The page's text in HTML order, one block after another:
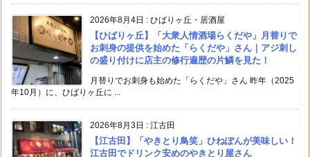
2026年8月4日 : ひばりヶ丘・居酒屋
【ひばりヶ丘】「大衆人情酒場らくだや」月替りで
お刺身の提供を始めた「らくだや」さん｜アジ刺し
の盛り付けに店主の修行遍歴の片鱗を見た！
月替りでお刺身も始めた「らくだや」さん 昨年（2025
年10月）に、ひばりヶ丘に ...
2026年8月3日 : 江古田
【江古田】「やきとり鳥笑」ひねぽんが美味しい！
江古田でドリンク安めのやきとり屋さん